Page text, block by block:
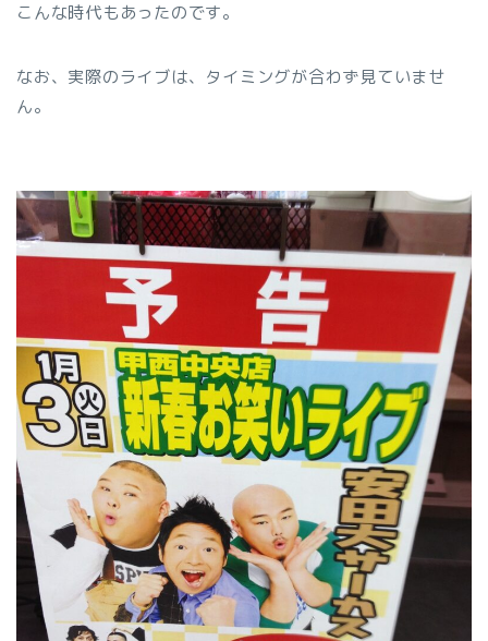
こんな時代もあったのです。
なお、実際のライブは、タイミングが合わず見ていませ
ん。